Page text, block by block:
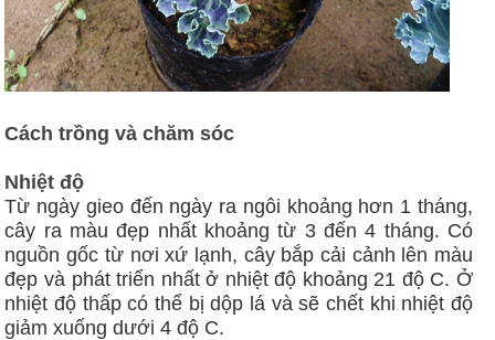
Cách trồng và chăm sóc
Nhiệt độ
Từ ngày gieo đến ngày ra ngôi khoảng hơn 1 tháng,
cây ra màu đẹp nhất khoảng từ 3 đến 4 tháng. Có
nguồn gốc từ nơi xứ lạnh, cây bắp cải cảnh lên màu
đẹp và phát triển nhất ở nhiệt độ khoảng 21 độ C. Ở
nhiệt độ thấp có thể bị dộp lá và sẽ chết khi nhiệt độ
giảm xuống dưới 4 độ C.